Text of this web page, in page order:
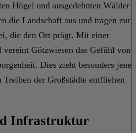
Hügel und ausgedehnten Wälder
die Landschaft aus und tragen zur
die den Ort prägt. Mit einer
Götzwiesen das Gefühl von
Dies zieht besonders jene
Treiben der Großstädte entfliehen
Infrastruktur